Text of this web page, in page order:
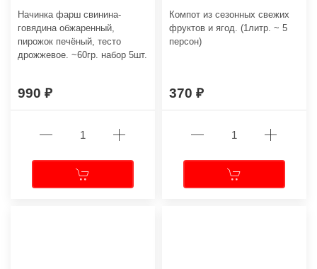
Начинка фарш свинина-
говядина обжаренный,
пирожок печёный, тесто
дрожжевое. ~60гр. набор 5шт.
990
Компот из сезонных свежих
фруктов и ягод. (1литр. ~ 5
персон)
370